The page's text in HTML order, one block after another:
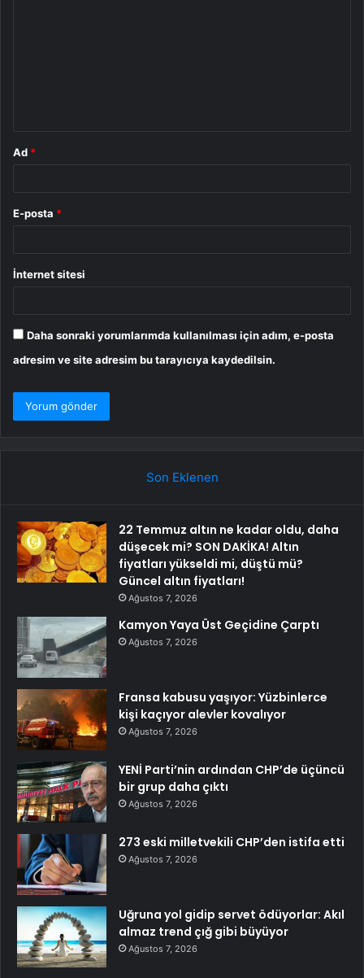
Ad *
E-posta *
İnternet sitesi
Daha sonraki yorumlarımda kullanılması için adım, e-posta
adresim ve site adresim bu tarayıcıya kaydedilsin.
Son Eklenen
22 Temmuz altın ne kadar oldu, daha
düşecek mi? SON DAKİKA! Altın
fiyatları yükseldi mi, düştü mü?
Güncel altın fiyatları!
Ağustos 7, 2026
Kamyon Yaya Üst Geçidine Çarptı
Ağustos 7, 2026
Fransa kabusu yaşıyor: Yüzbinlerce
kişi kaçıyor alevler kovalıyor
Ağustos 7, 2026
YENİ Parti’nin ardından CHP’de üçüncü
bir grup daha çıktı
Ağustos 7, 2026
273 eski milletvekili CHP’den istifa etti
Ağustos 7, 2026
Uğruna yol gidip servet ödüyorlar: Akıl
almaz trend çığ gibi büyüyor
Ağustos 7, 2026